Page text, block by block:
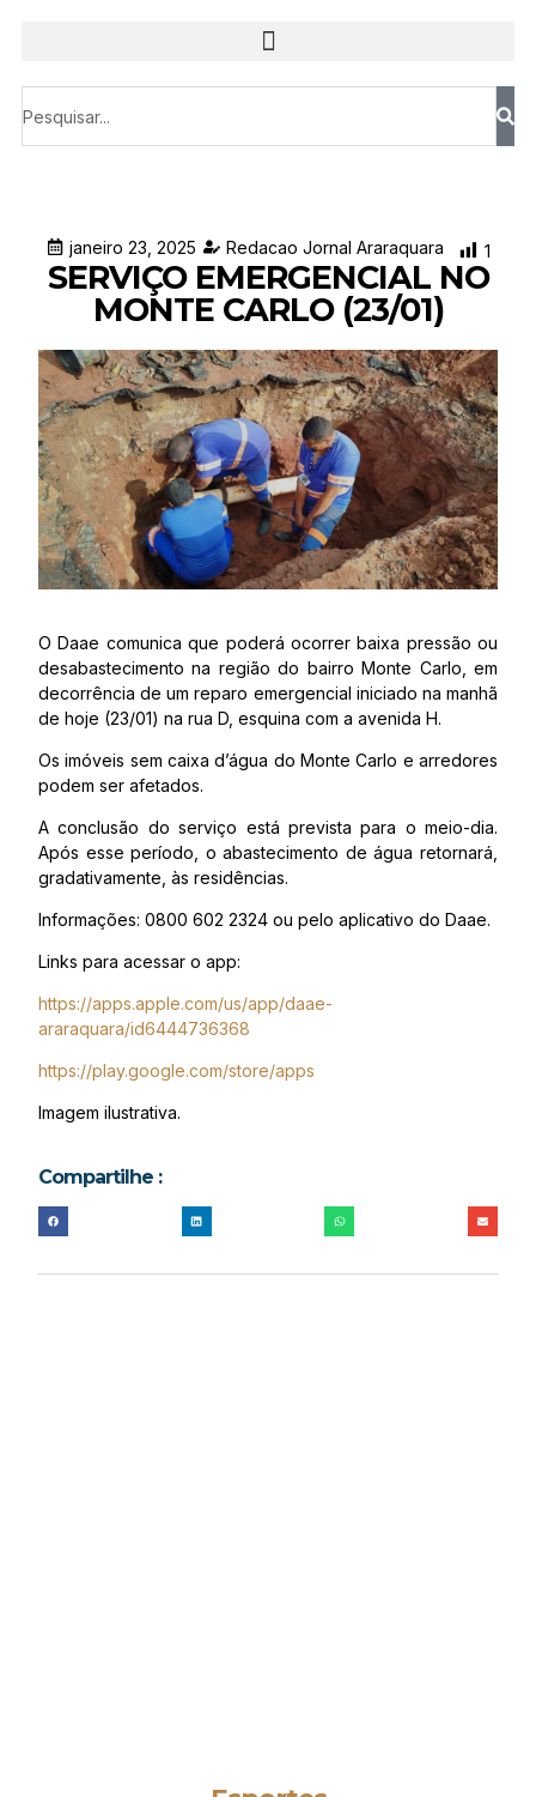
janeiro 23, 2025 Redacao Jornal Araraquara 1
SERVIÇO EMERGENCIAL NO
MONTE CARLO (23/01)
O Daae comunica que poderá ocorrer baixa pressão ou
desabastecimento na região do bairro Monte Carlo, em
decorrência de um reparo emergencial iniciado na manhã
de hoje (23/01) na rua D, esquina com a avenida H.
Os imóveis sem caixa d’água do Monte Carlo e arredores
podem ser afetados.
A conclusão do serviço está prevista para o meio-dia.
Após esse período, o abastecimento de água retornará,
gradativamente, às residências.
Informações: 0800 602 2324 ou pelo aplicativo do Daae.
Links para acessar o app:
https://apps.apple.com/us/app/daae-
araraquara/id6444736368
https://play.google.com/store/apps
Imagem ilustrativa.
Compartilhe :